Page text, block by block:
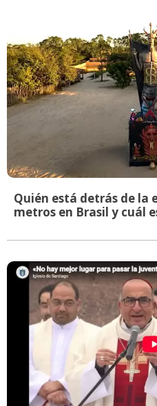
Quién está detrás de la
metros en Brasil y cuál